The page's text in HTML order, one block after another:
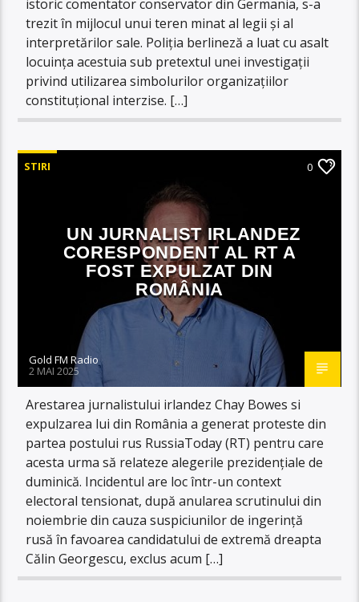
istoric comentator conservator din Germania, s-a
trezit în mijlocul unui teren minat al legii și al
interpretărilor sale. Poliția berlineză a luat cu asalt
locuința acestuia sub pretextul unei investigații
privind utilizarea simbolurilor organizațiilor
constituțional interzise. […]
STIRI 0
UN JURNALIST IRLANDEZ
CORESPONDENT AL RT A
FOST EXPULZAT DIN
ROMÂNIA
Gold FM Radio
2 MAI 2025
Arestarea jurnalistului irlandez Chay Bowes si
expulzarea lui din România a generat proteste din
partea postului rus RussiaToday (RT) pentru care
acesta urma să relateze alegerile prezidențiale de
duminică. Incidentul are loc într-un context
electoral tensionat, după anularea scrutinului din
noiembrie din cauza suspiciunilor de ingerință
rusă în favoarea candidatului de extremă dreapta
Călin Georgescu, exclus acum […]